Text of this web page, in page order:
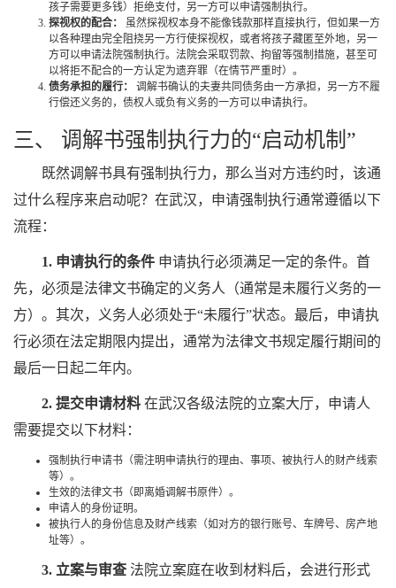
孩子需要更多钱）拒绝支付，另一方可以申请强制执行。
探视权的配合：
虽然探视权本身不能像钱款那样直接执行，但如果一方
以各种理由完全阻挠另一方行使探视权，或者将孩子藏匿至外地，另一
方可以申请法院强制执行。法院会采取罚款、拘留等强制措施，甚至可
以将拒不配合的一方认定为遗弃罪（在情节严重时）。
债务承担的履行：
调解书确认的夫妻共同债务由一方承担，另一方不履
行偿还义务的，债权人或负有义务的一方可以申请执行。
三、 调解书强制执行力的“启动机制”
既然调解书具有强制执行力，那么当对方违约时，该通
过什么程序来启动呢？在武汉，申请强制执行通常遵循以下
流程：
1. 申请执行的条件 申请执行必须满足一定的条件。首
先，必须是法律文书确定的义务人（通常是未履行义务的一
方）。其次，义务人必须处于“未履行”状态。最后，申请执
行必须在法定期限内提出，通常为法律文书规定履行期间的
最后一日起二年内。
2. 提交申请材料 在武汉各级法院的立案大厅，申请人
需要提交以下材料：
强制执行申请书（需注明申请执行的理由、事项、被执行人的财产线索
等）。
生效的法律文书（即离婚调解书原件）。
申请人的身份证明。
被执行人的身份信息及财产线索（如对方的银行账号、车牌号、房产地
址等）。
3. 立案与审查 法院立案庭在收到材料后，会进行形式